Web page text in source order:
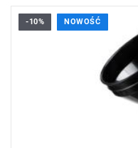
• Lejek o pojemności 1,2 l.
-10% NOWOŚĆ